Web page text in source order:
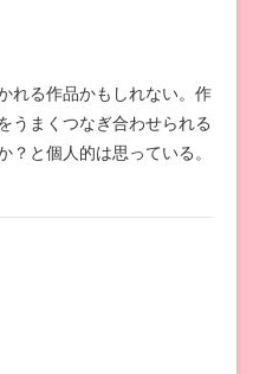
れる作品かもしれない。作
うまくつなぎ合わせられる
と個人的は思っている。